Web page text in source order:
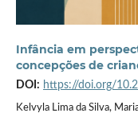
Infância em
concepções de
DOI: https://doi.org/
Kelvyla Lima da Silva,